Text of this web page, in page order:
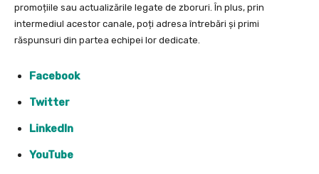
promoțiile sau actualizările legate de zboruri. În plus, prin
intermediul acestor canale, poți adresa întrebări și primi
răspunsuri din partea echipei lor dedicate.
Facebook
Twitter
LinkedIn
YouTube